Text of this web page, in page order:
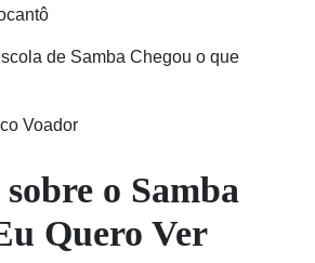
de Samba Chegou o que
Voador
o Samba
Quero Ver